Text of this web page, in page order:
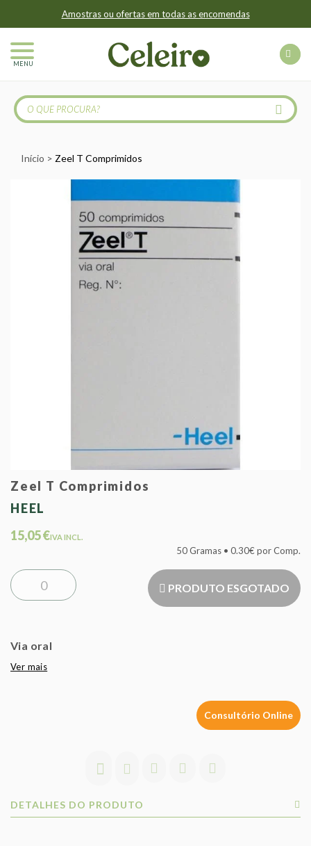
Amostras ou ofertas em todas as encomendas
MENU
Início Zeel T Comprimidos
Zeel T Comprimidos
HEEL
15,05 €IVA INCL.
50 Gramas • 0.30€ por Comp.
PRODUTO ESGOTADO
Via oral
Ver mais
Consultório Online
DETALHES DO PRODUTO